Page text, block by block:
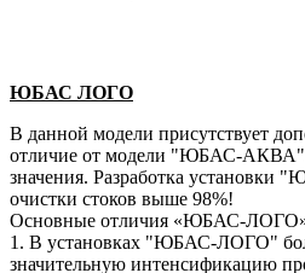
ЮБАС ЛОГО
В данной модели присутствует
отличие от модели "ЮБАС-АКВА".
значения. Разработка установки
очистки стоков выше 98%!
Основные отличия «ЮБАС-
1. В установках "ЮБАС-ЛОГО"
значительную интенсификацию